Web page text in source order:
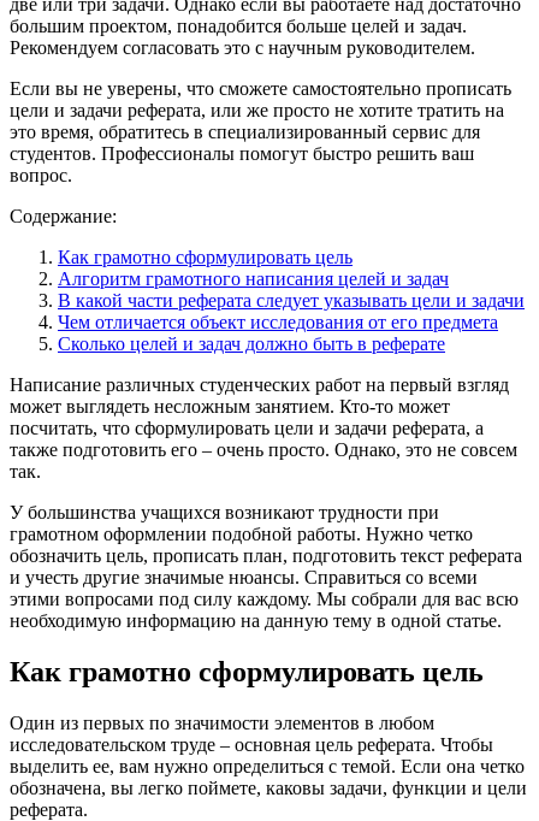
две или три задачи. Однако если вы работаете над достаточно
большим проектом, понадобится больше целей и задач.
Рекомендуем согласовать это с научным руководителем.
Если вы не уверены, что сможете самостоятельно прописать
цели и задачи реферата, или же просто не хотите тратить на
это время, обратитесь в специализированный сервис для
студентов. Профессионалы помогут быстро решить ваш
вопрос.
Содержание:
Как грамотно сформулировать цель
Алгоритм грамотного написания целей и задач
В какой части реферата следует указывать цели и задачи
Чем отличается объект исследования от его предмета
Сколько целей и задач должно быть в реферате
Написание различных студенческих работ на первый взгляд
может выглядеть несложным занятием. Кто-то может
посчитать, что сформулировать цели и задачи реферата, а
также подготовить его – очень просто. Однако, это не совсем
так.
У большинства учащихся возникают трудности при
грамотном оформлении подобной работы. Нужно четко
обозначить цель, прописать план, подготовить текст реферата
и учесть другие значимые нюансы. Справиться со всеми
этими вопросами под силу каждому. Мы собрали для вас всю
необходимую информацию на данную тему в одной статье.
Как грамотно сформулировать цель
Один из первых по значимости элементов в любом
исследовательском труде – основная цель реферата. Чтобы
выделить ее, вам нужно определиться с темой. Если она четко
обозначена, вы легко поймете, каковы задачи, функции и цели
реферата.